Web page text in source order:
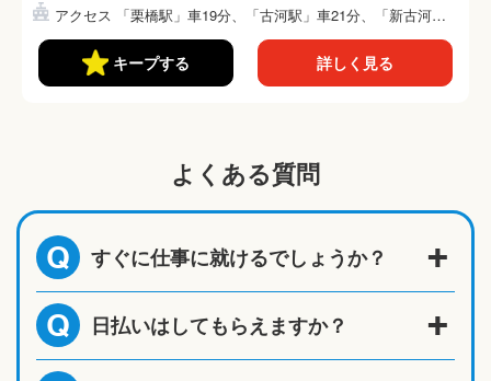
アクセス 「栗橋駅」車19分、「古河駅」車21分、「新古河
駅...
キープする 詳しく見る
よくある質問
Q すぐに仕事に就けるでしょうか？
Q 日払いはしてもらえますか？